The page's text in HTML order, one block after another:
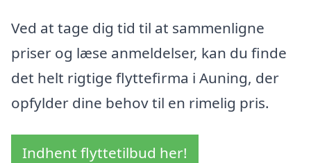
Ved at tage dig tid til at sammenligne
priser og læse anmeldelser, kan du finde
det helt rigtige flyttefirma i Auning, der
opfylder dine behov til en rimelig pris.
Indhent flyttetilbud her!